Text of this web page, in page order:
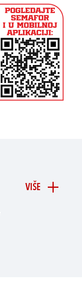
VIŠE